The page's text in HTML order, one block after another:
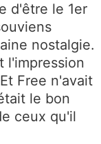
d'être le 1er
nostalgie.
l'impression
Free n'avait
le bon
ceux qu'il